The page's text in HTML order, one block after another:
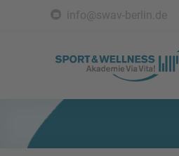
info@swav-berlin.de